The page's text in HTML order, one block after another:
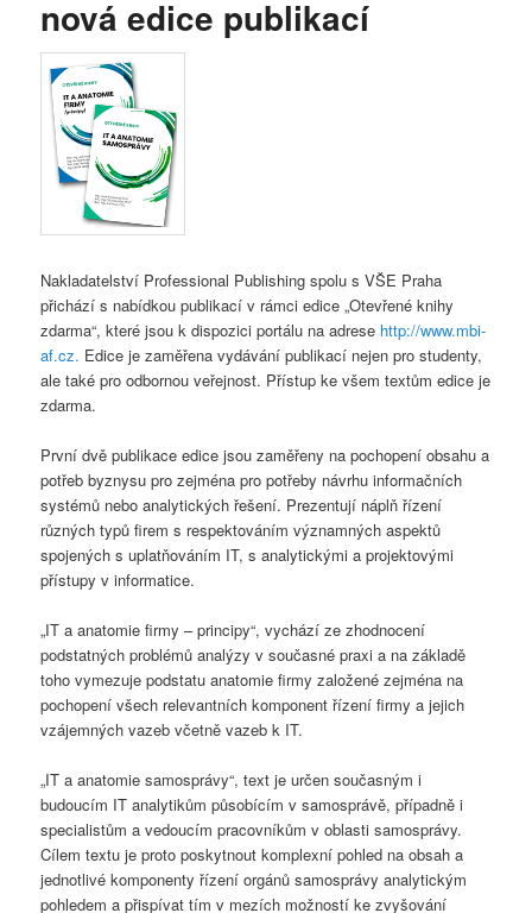
nová edice publikací
Nakladatelství Professional Publishing spolu s VŠE Praha
přichází s nabídkou publikací v rámci edice „Otevřené knihy
zdarma“, které jsou k dispozici portálu na adrese http://www.mbi-
af.cz. Edice je zaměřena vydávání publikací nejen pro studenty,
ale také pro odbornou veřejnost. Přístup ke všem textům edice je
zdarma.
První dvě publikace edice jsou zaměřeny na pochopení obsahu a
potřeb byznysu pro zejména pro potřeby návrhu informačních
systémů nebo analytických řešení. Prezentují náplň řízení
různých typů firem s respektováním významných aspektů
spojených s uplatňováním IT, s analytickými a projektovými
přístupy v informatice.
„IT a anatomie firmy – principy“, vychází ze zhodnocení
podstatných problémů analýzy v současné praxi a na základě
toho vymezuje podstatu anatomie firmy založené zejména na
pochopení všech relevantních komponent řízení firmy a jejich
vzájemných vazeb včetně vazeb k IT.
„IT a anatomie samosprávy“, text je určen současným i
budoucím IT analytikům působícím v samosprávě, případně i
specialistům a vedoucím pracovníkům v oblasti samosprávy.
Cílem textu je proto poskytnout komplexní pohled na obsah a
jednotlivé komponenty řízení orgánů samosprávy analytickým
pohledem a přispívat tím v mezích možností ke zvyšování